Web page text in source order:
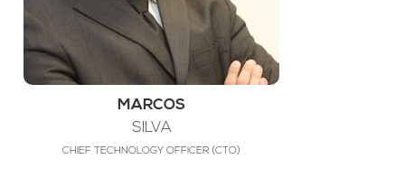
MARCOS
SILVA
CHIEF TECHNOLOGY OFFICER (CTO)